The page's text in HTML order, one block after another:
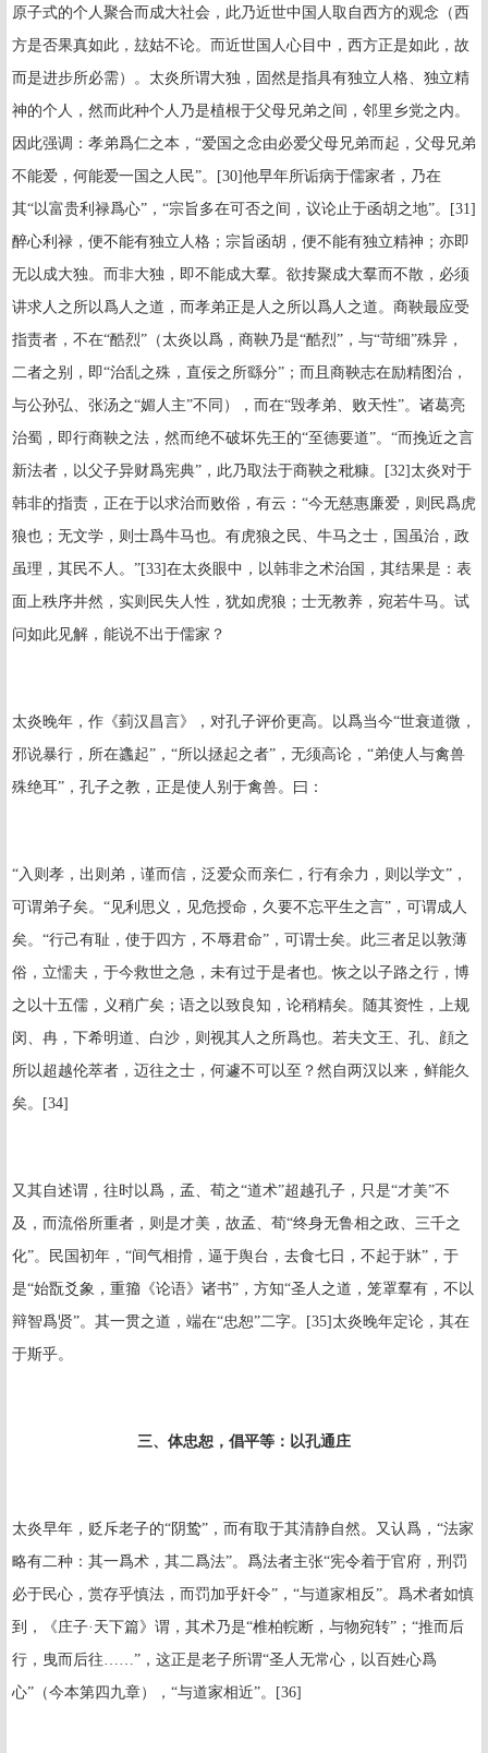
原子式的个人聚合而成大社会，此乃近世中国人取自西方的观念（西
方是否果真如此，玆姑不论。而近世国人心目中，西方正是如此，故
而是进步所必需）。太炎所谓大独，固然是指具有独立人格、独立精
神的个人，然而此种个人乃是植根于父母兄弟之间，邻里乡党之内。
因此强调：孝弟爲仁之本，“爱国之念由必爱父母兄弟而起，父母兄弟
不能爱，何能爱一国之人民”。
[30]他早年所诟病于儒家者，乃在
其“以富贵利禄爲心”，“宗旨多在可否之间，议论止于函胡之地”。
[31]
醉心利禄，便不能有独立人格；宗旨函胡，便不能有独立精神；亦即
无以成大独。而非大独，即不能成大羣。欲抟聚成大羣而不散，必须
讲求人之所以爲人之道，而孝弟正是人之所以爲人之道。商鞅最应受
指责者，不在“酷烈”（太炎以爲，商鞅乃是“酷烈”，与“苛细”殊异，
二者之别，即“治乱之殊，直佞之所繇分”；而且商鞅志在励精图治，
与公孙弘、张汤之“媚人主”不同），而在“毁孝弟、败天性”。诸葛亮
治蜀，即行商鞅之法，然而绝不破坏先王的“至德要道”。“而挽近之言
新法者，以父子异财爲宪典”，此乃取法于商鞅之秕糠。
[32] 太炎对于
韩非的指责，正在于以求治而败俗，有云：“今无慈惠廉爱，则民爲虎
狼也；无文学，则士爲牛马也。有虎狼之民、牛马之士，国虽治，政
虽理，其民不人。”[33]在太炎眼中，以韩非之术治国，其结果是：表
面上秩序井然，实则民失人性，犹如虎狼；士无教养，宛若牛马。试
问如此见解，能说不出于儒家？
太炎晚年，作《菿汉昌言》，对孔子评价更高。以爲当今“世衰道微，
邪说暴行，所在蠭起”，“所以拯起之者”，无须高论，“弟使人与禽兽
殊绝耳”，孔子之教，正是使人别于禽兽。曰：
“入则孝，出则弟，谨而信，泛爱众而亲仁，行有余力，则以学文”，
可谓弟子矣。“见利思义，见危授命，久要不忘平生之言”，可谓成人
矣。“行己有耻，使于四方，不辱君命”，可谓士矣。此三者足以敦薄
俗，立懦夫，于今救世之急，未有过于是者也。恢之以子路之行，博
之以十五儒，义稍广矣；语之以致良知，论稍精矣。随其资性，上规
闵、冉，下希明道、白沙，则视其人之所爲也。若夫文王、孔、顔之
所以超越伦萃者，迈往之士，何遽不可以至？然自两汉以来，鲜能久
矣。[34]
又其自述谓，往时以爲，孟、荀之“道术”超越孔子，只是“才美”不
及，而流俗所重者，则是才美，故孟、荀“终身无鲁相之政、三千之
化”。民国初年，“间气相搰，逼于舆台，去食七日，不起于牀”，于
是“始翫爻象，重籀《论语》诸书”，方知“圣人之道，笼罩羣有，不以
辩智爲贤”。其一贯之道，端在“忠恕”二字。
[35] 太炎晚年定论，其在
于斯乎。
三、体忠恕，倡平等：以孔通庄
太炎早年，贬斥老子的“阴鸷”，而有取于其清静自然。又认爲，“法家
略有二种：其一爲术，其二爲法”。爲法者主张“宪令着于官府，刑罚
必于民心，赏存乎慎法，而罚加乎奸令”，“与道家相反”。爲术者如慎
到，《庄子·天下篇》谓，其术乃是“椎柏輐断，与物宛转”；“推而后
行，曳而后往……”，这正是老子所谓“圣人无常心，以百姓心爲
心”（今本第四九章），“与道家相近”。
[36]